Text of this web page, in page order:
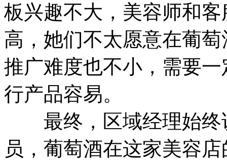
板兴趣不大，美容师和
高，她们不太愿意在葡
推广难度也不小，需要
行产品容易。
最终，区域经理始终
员，葡萄酒在这家美容